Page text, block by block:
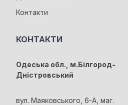
Контакти
КОНТАКТИ
Одеська обл., м.Білгород-
Дністровський
вул. Маяковського, 6-А, маг.